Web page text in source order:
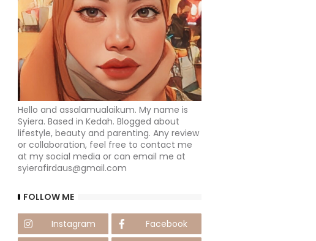
Hello and assalamualaikum. My name is
Syiera. Based in Kedah. Blogged about
lifestyle, beauty and parenting. Any review
or collaboration, feel free to contact me
at my social media or can email me at
syierafirdaus@gmail.com
FOLLOW ME
Instagram
Facebook